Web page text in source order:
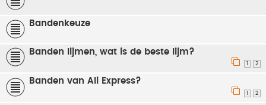
Bandenkeuze
Banden lijmen, wat is de beste lijm?
2
Banden van Ali Express?
1 2